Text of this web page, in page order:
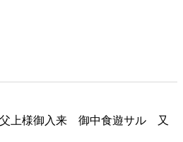
様御入来 御中食遊サル 又